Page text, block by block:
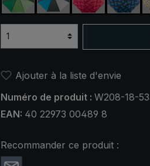
vert clair / vert foncé
bleu / vert / gris
rose / rouge
bleu /
Ajouter à la liste d'envie
Numéro de produit : W208-18-
EAN: 40 22973 00489 8
Recommander ce produit :